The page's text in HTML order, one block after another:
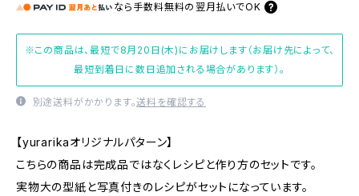
なら 手数料無料の 翌月払いでOK
※この商品は、最短で8月20日(木)にお届けします（お届け先によって、
最短到着日に数日追加される場合があります）。
別途送料がかかります。送料を確認する
【yurarikaオリジナルパターン】
こちらの商品は完成品ではなくレシピと作り方のセットです。
実物大の型紙と写真付きのレシピがセットになっています。